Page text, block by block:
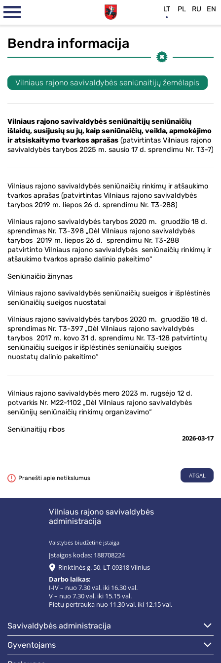
Bendra informacija
Vilniaus rajono savivaldybės seniūnaitijų žemėlapis
Vilniaus rajono savivaldybės seniūnaitijų seniūnaičių
išlaidų, susijusių su jų, kaip seniūnaičių, veikla, apmokėjimo
ir atsiskaitymo tvarkos aprašas (patvirtintas Vilniaus rajono
savivaldybės tarybos 2025 m. sausio 17 d. sprendimu Nr. T3-7)
Vilniaus rajono savivaldybės seniūnaičių rinkimų ir atšaukimo
tvarkos aprašas (patvirtintas Vilniaus rajono savivaldybės
tarybos 2019 m. liepos 26 d. sprendimu Nr. T3-288)
Vilniaus rajono savivaldybės tarybos 2020 m. gruodžio 18 d.
sprendimas Nr. T3-398 „Dėl Vilniaus rajono savivaldybės
tarybos 2019 m. liepos 26 d. sprendimu Nr. T3-288
patvirtinto Vilniaus rajono savivaldybės seniūnaičių rinkimų ir
atšaukimo tvarkos aprašo dalinio pakeitimo“
Seniūnaičio žinynas
Vilniaus rajono savivaldybės seniūnaičių sueigos ir išplėstinės
seniūnaičių sueigos nuostatai
Vilniaus rajono savivaldybės tarybos 2020 m. gruodžio 18 d.
sprendimas Nr. T3-397 „Dėl Vilniaus rajono savivaldybės
tarybos 2017 m. kovo 31 d. sprendimu Nr. T3-128 patvirtintų
seniūnaičių sueigos ir išplėstinės seniūnaičių sueigos
nuostatų dalinio pakeitimo“
Vilniaus rajono savivaldybės mero 2023 m. rugsėjo 12 d.
potvarkis Nr. M22-1102 „Dėl Vilniaus rajono savivaldybės
seniūnijų seniūnaičių rinkimų organizavimo“
Seniūnaitijų ribos
2026-03-17
Pranešti apie netikslumus ATGAL
Vilniaus rajono savivaldybės
administracija
Valstybės biudžetinė įstaiga
Įstaigos kodas: 188708224
Rinktinės g. 50, LT-09318 Vilnius
Darbo laikas:
I-IV – nuo 7.30 val. iki 16.30 val.
V – nuo 7.30 val. iki 15.15 val.
Pietų pertrauka nuo 11.30 val. iki 12.15 val.
savivaldybės administracija
gyventojams
LT PL RU EN